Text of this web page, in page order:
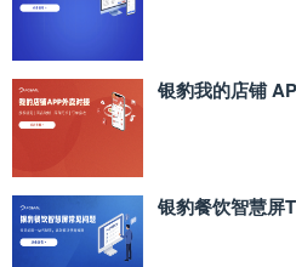
银豹我的店铺
银豹餐饮智慧屏